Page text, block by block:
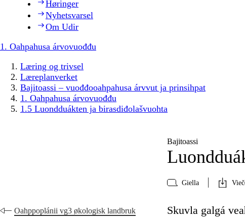
Høringer
Nyhetsvarsel
Om Udir
1. Oahpahusa árvovuođđu
Læring og trivsel
Læreplanverket
Bajitoassi – vuođđooahpahusa árvvut ja prinsihpat
1. Oahpahusa árvovuođđu
1.5 Luondduákten ja birasdiđolašvuohta
Bajitoassi
Giella
Oahppoplánii vg3 økologisk landbruk
Skuvla galgá